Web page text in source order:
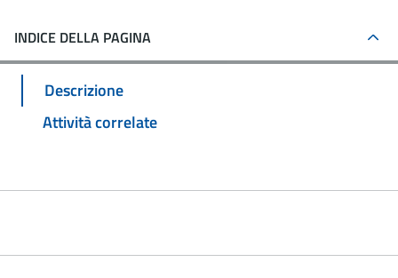
INDICE DELLA PAGINA
Descrizione
Attività correlate